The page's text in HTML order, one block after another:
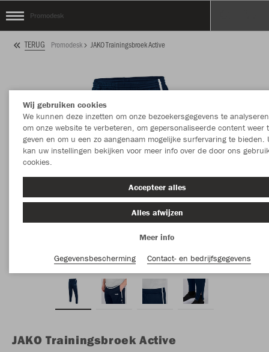
Promodesk
TERUG Promodesk JAKO Trainingsbroek Active
JAKO Trainingsbroek Active
Wij gebruiken cookies
We kunnen deze inzetten om onze bezoekersgegevens te
om onze website te verbeteren, om gepersonaliseerde content weer
geven en om u een zo aangenaam mogelijke surfervaring te bieden.
kan uw instellingen bekijken voor meer info over de door ons
cookies.
Accepteer alles
Alles afwijzen
Meer info
Gegevensbescherming
Contact- en bedrijfsgegevens